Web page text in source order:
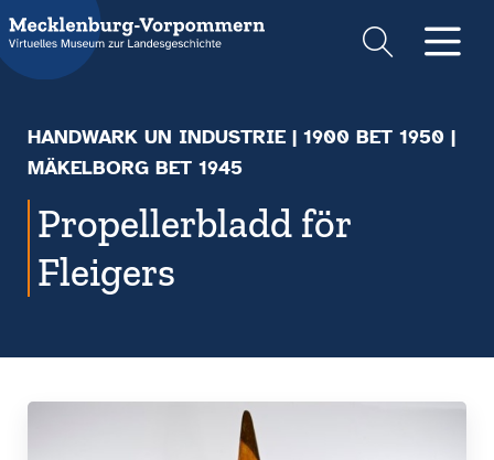
Suche
HANDWARK UN INDUSTRIE | 1900 BET 1950 |
MÄKELBORG BET 1945
Propellerbladd för
Fleigers